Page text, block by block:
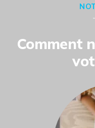
Comment